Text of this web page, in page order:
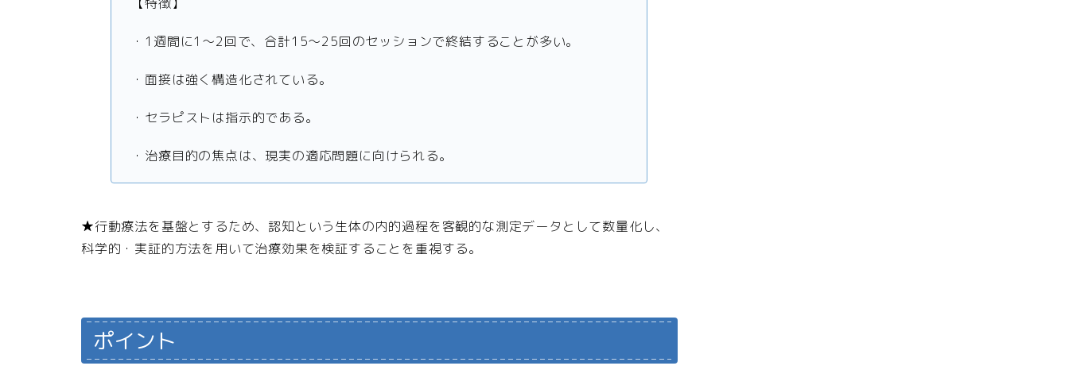
・1週間に1～2回で、合計15～25回のセッションで終結することが多い。
・面接は強く構造化されている。
・セラピストは指示的である。
・治療目的の焦点は、現実の適応問題に向けられる。
★行動療法を基盤とするため、認知という生体の内的過程を客観的な測定データとして数量化し、
科学的・実証的方法を用いて治療効果を検証することを重視する。
ポイント